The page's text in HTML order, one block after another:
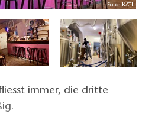
Foto: KATI
immer, die dritte